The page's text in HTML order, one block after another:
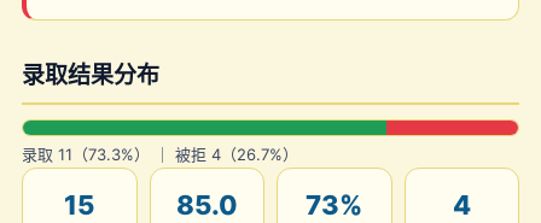
录取结果分布
录取 11（73.3%） ｜ 被拒 4（26.7%）
15 85.0 73% 4